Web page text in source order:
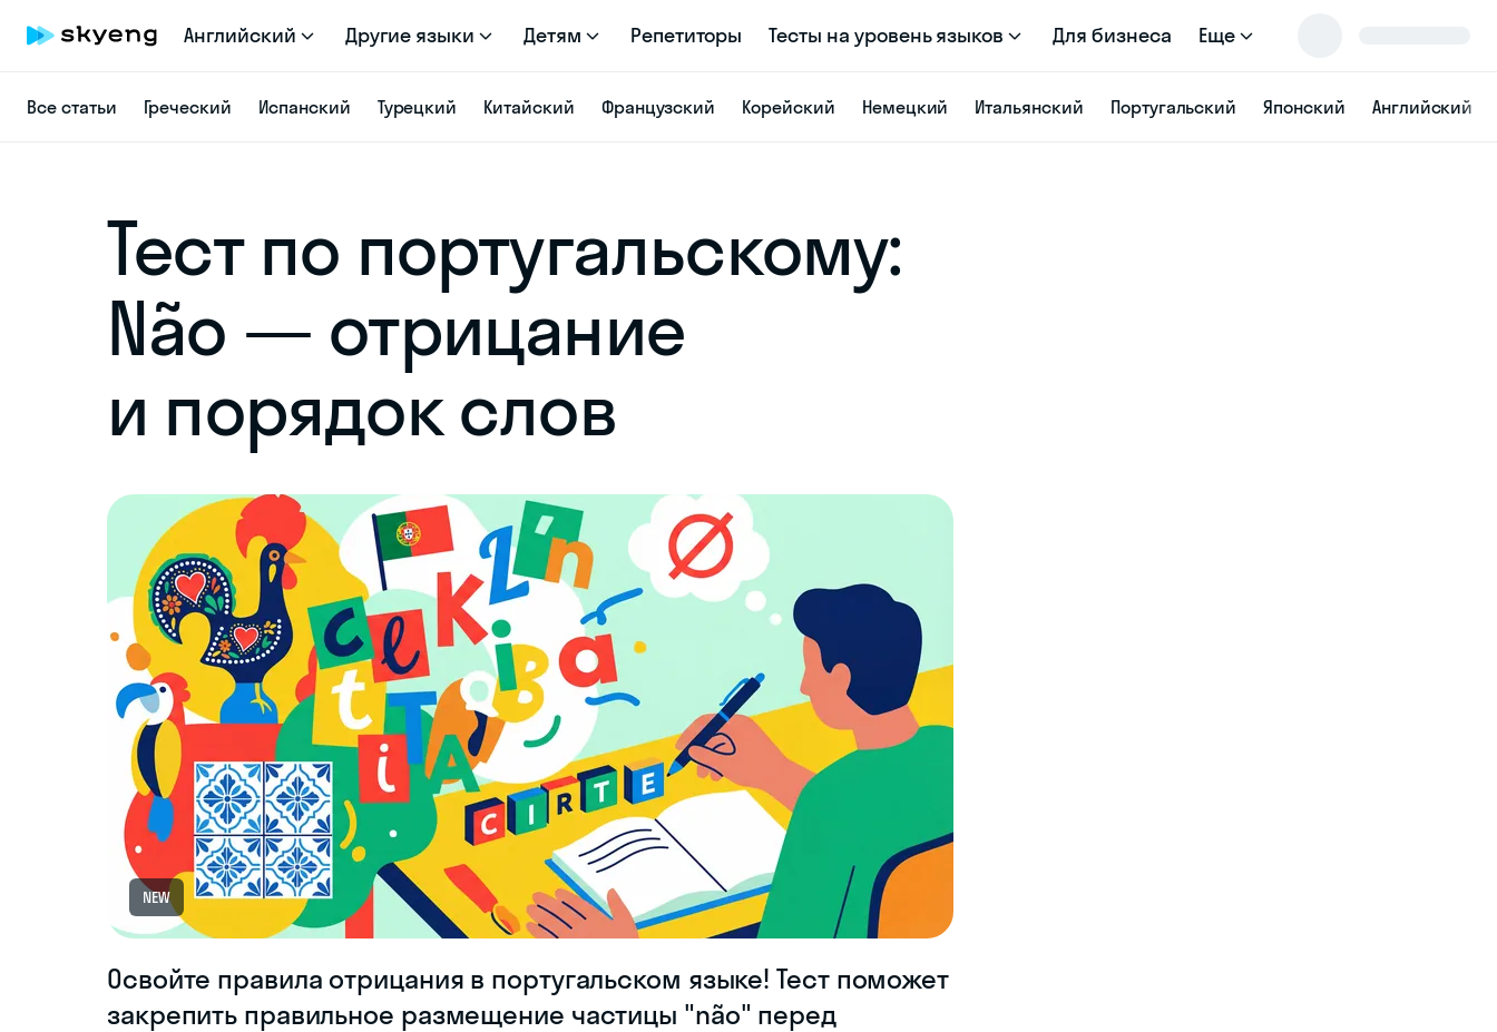
Английский Другие языки Детям Репетиторы Тесты на уровень языков Для бизнеса Еще
Все статьи Греческий Испанский Турецкий Китайский Французский Корейский Немецкий Итальянский Португальский Японский Английский
Тест по португальскому:
Não — отрицание
и порядок слов
NEW
Освойте правила отрицания в португальском языке! Тест поможет
закрепить правильное размещение частицы "não" перед